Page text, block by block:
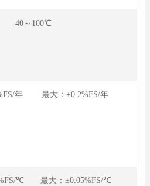
-40～100℃
年 最大：±0.2%FS/年
℃ 最大：±0.05%FS/℃